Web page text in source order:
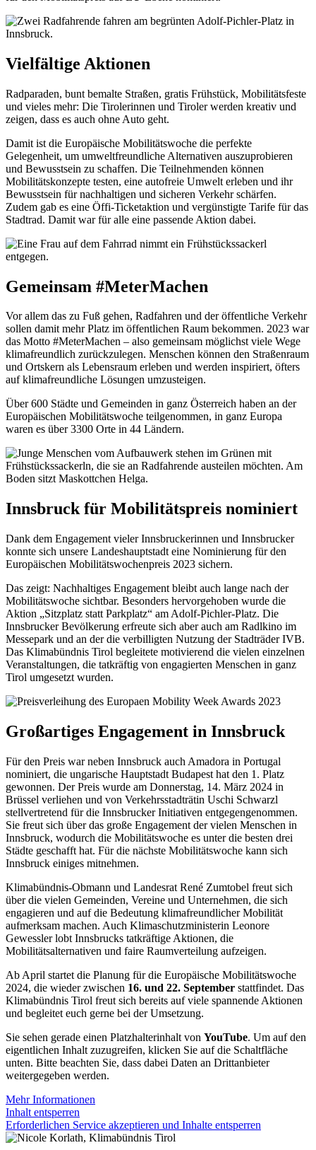
Vielfältige Aktionen
Radparaden, bunt bemalte Straßen, gratis Frühstück, Mobilitätsfeste
und vieles mehr: Die Tirolerinnen und Tiroler werden kreativ und
zeigen, dass es auch ohne Auto geht.
Damit ist die Europäische Mobilitätswoche die perfekte
Gelegenheit, um umweltfreundliche Alternativen auszuprobieren
und Bewusstsein zu schaffen. Die Teilnehmenden können
Mobilitätskonzepte testen, eine autofreie Umwelt erleben und ihr
Bewusstsein für nachhaltigen und sicheren Verkehr schärfen.
Zudem gab es eine Öffi-Ticketaktion und vergünstigte Tarife für das
Stadtrad. Damit war für alle eine passende Aktion dabei.
Gemeinsam #MeterMachen
Vor allem das zu Fuß gehen, Radfahren und der öffentliche Verkehr
sollen damit mehr Platz im öffentlichen Raum bekommen. 2023 war
das Motto #MeterMachen – also gemeinsam möglichst viele Wege
klimafreundlich zurückzulegen. Menschen können den Straßenraum
und Ortskern als Lebensraum erleben und werden inspiriert, öfters
auf klimafreundliche Lösungen umzusteigen.
Über 600 Städte und Gemeinden in ganz Österreich haben an der
Europäischen Mobilitätswoche teilgenommen, in ganz Europa
waren es über 3300 Orte in 44 Ländern.
Innsbruck für Mobilitätspreis nominiert
Dank dem Engagement vieler Innsbruckerinnen und Innsbrucker
konnte sich unsere Landeshauptstadt eine Nominierung für den
Europäischen Mobilitätswochenpreis 2023 sichern.
Das zeigt: Nachhaltiges Engagement bleibt auch lange nach der
Mobilitätswoche sichtbar. Besonders hervorgehoben wurde die
Aktion „Sitzplatz statt Parkplatz“ am Adolf-Pichler-Platz. Die
Innsbrucker Bevölkerung erfreute sich aber auch am Radlkino im
Messepark und an der die verbilligten Nutzung der Stadträder IVB.
Das Klimabündnis Tirol begleitete motivierend die vielen einzelnen
Veranstaltungen, die tatkräftig von engagierten Menschen in ganz
Tirol umgesetzt wurden.
Großartiges Engagement in Innsbruck
Für den Preis war neben Innsbruck auch Amadora in Portugal
nominiert, die ungarische Hauptstadt Budapest hat den 1. Platz
gewonnen. Der Preis wurde am Donnerstag, 14. März 2024 in
Brüssel verliehen und von Verkehrsstadträtin Uschi Schwarzl
stellvertretend für die Innsbrucker Initiativen entgegengenommen.
Sie freut sich über das große Engagement der vielen Menschen in
Innsbruck, wodurch die Mobilitätswoche es unter die besten drei
Städte geschafft hat. Für die nächste Mobilitätswoche kann sich
Innsbruck einiges mitnehmen.
Klimabündnis-Obmann und Landesrat René Zumtobel freut sich
über die vielen Gemeinden, Vereine und Unternehmen, die sich
engagieren und auf die Bedeutung klimafreundlicher Mobilität
aufmerksam machen. Auch Klimaschutzministerin Leonore
Gewessler lobt Innsbrucks tatkräftige Aktionen, die
Mobilitätsalternativen und faire Raumverteilung aufzeigen.
Ab April startet die Planung für die Europäische Mobilitätswoche
2024, die wieder zwischen 16. und 22. September stattfindet. Das
Klimabündnis Tirol freut sich bereits auf viele spannende Aktionen
und begleitet euch gerne bei der Umsetzung.
Sie sehen gerade einen Platzhalterinhalt von YouTube. Um auf den
eigentlichen Inhalt zuzugreifen, klicken Sie auf die Schaltfläche
unten. Bitte beachten Sie, dass dabei Daten an Drittanbieter
weitergegeben werden.
Mehr Informationen
Inhalt entsperren
Erforderlichen Service akzeptieren und Inhalte entsperren